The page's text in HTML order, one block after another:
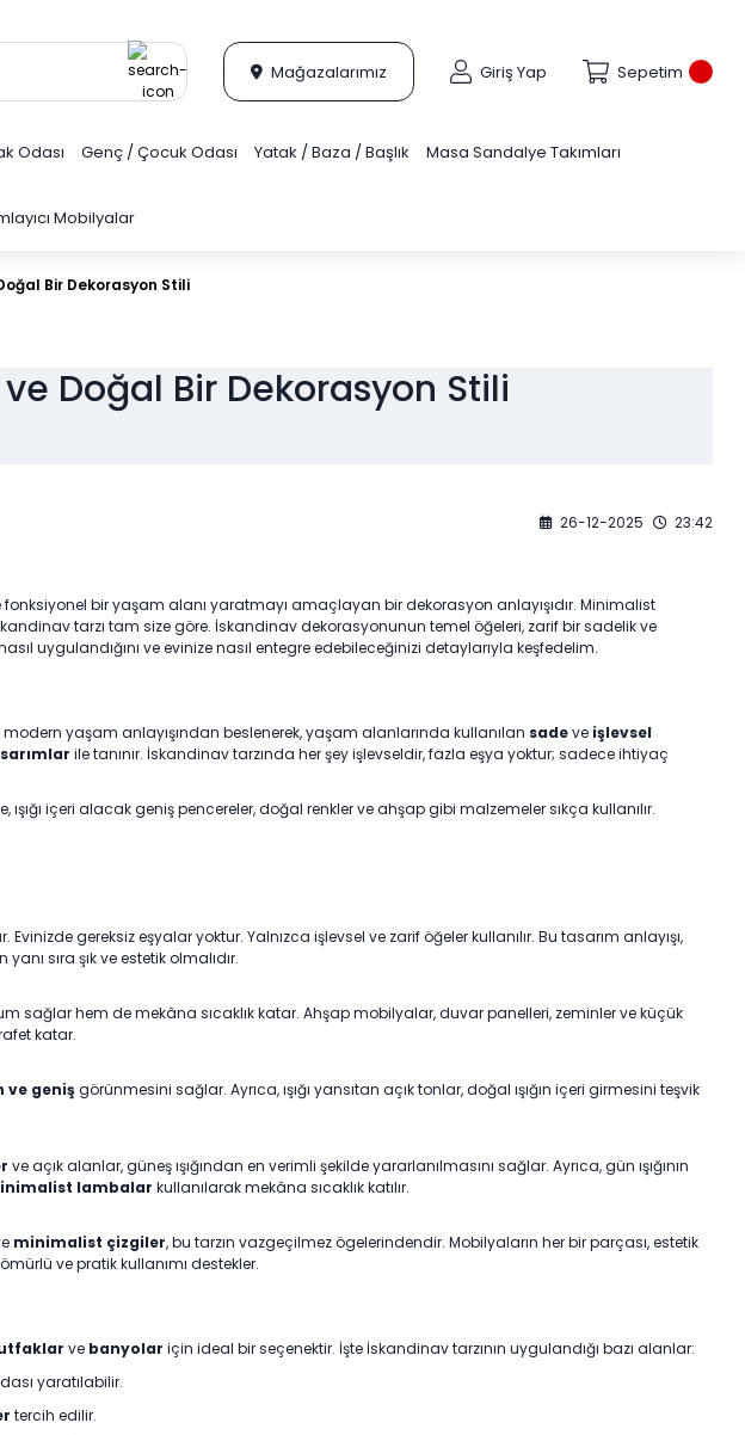
Mağazalarımız Giriş Yap Sepetim
Odası Genç / Çocuk Odası Yatak / Baza / Başlık Masa Sandalye Takımları
Mobilyalar
Bir Dekorasyon Stili
Doğal Bir Dekorasyon Stili
26-12-2025 23:42
bir yaşam alanı yaratmayı amaçlayan bir dekorasyon anlayışıdır. Minimalist
tarzı tam size göre. İskandinav dekorasyonunun temel öğeleri, zarif bir sadelik ve
uygulandığını ve evinize nasıl entegre edebileceğinizi detaylarıyla keşfedelim.
modern yaşam anlayışından beslenerek, yaşam alanlarında kullanılan sadeve işlevsel
ile tanınır. İskandinav tarzında her şey işlevseldir, fazla eşya yoktur; sadece ihtiyaç
içeri alacak geniş pencereler, doğal renkler ve ahşap gibi malzemeler sıkça kullanılır.
Evinizde gereksiz eşyalar yoktur. Yalnızca işlevsel ve zarif öğeler kullanılır. Bu tasarım anlayışı,
sıra şık ve estetik olmalıdır.
sağlar hem de mekâna sıcaklık katar. Ahşap mobilyalar, duvar panelleri, zeminler ve küçük
katar.
ve geniş görünmesini sağlar. Ayrıca, ışığı yansıtan açık tonlar, doğal ışığın içeri girmesini teşvik
ve açık alanlar, güneş ışığından en verimli şekilde yararlanılmasını sağlar. Ayrıca, gün ışığının
lambalar kullanılarak mekâna sıcaklık katılır.
minimalist çizgiler, bu tarzın vazgeçilmez ögelerindendir. Mobilyaların her bir parçası, estetik
ve pratik kullanımı destekler.
ve banyolar için ideal bir seçenektir. İşte İskandinav tarzının uygulandığı bazı alanlar:
yaratılabilir.
tercih edilir.